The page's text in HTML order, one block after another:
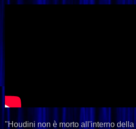
"Houdini non è morto all'interno